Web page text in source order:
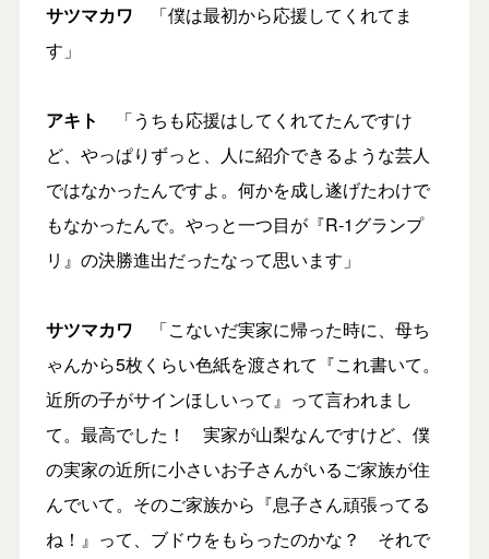
サツマカワ 「僕は最初から応援してくれてま
す」
アキト
「うちも応援はしてくれてたんですけ
ど、やっぱりずっと、人に紹介できるような芸人
ではなかったんですよ。何かを成し遂げたわけで
もなかったんで。やっと一つ目が『R-1グランプ
リ』の決勝進出だったなって思います」
サツマカワ 「こないだ実家に帰った時に、母ち
ゃんから5枚くらい色紙を渡されて『これ書いて。
近所の子がサインほしいって』って言われまし
て。最高でした！ 実家が山梨なんですけど、僕
の実家の近所に小さいお子さんがいるご家族が住
んでいて。そのご家族から『息子さん頑張ってる
ね！』って、ブドウをもらったのかな？ それで